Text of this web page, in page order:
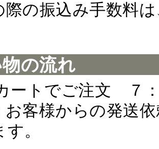
際の振込み手数料
の流れ
ートでご注文 ７
客様からの発送
。